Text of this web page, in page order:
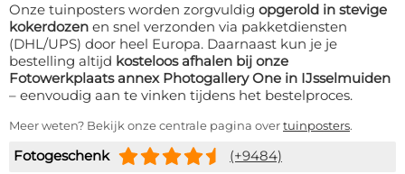
Onze tuinposters worden zorgvuldig opgerold in stevige
kokerdozen en snel verzonden via pakketdiensten
(DHL/UPS) door heel Europa. Daarnaast kun je je
bestelling altijd kosteloos afhalen bij onze
Fotowerkplaats annex Photogallery One in IJsselmuiden
– eenvoudig aan te vinken tijdens het bestelproces.
Meer weten? Bekijk onze centrale pagina overtuinposters.
Fotogeschenk (+9484)